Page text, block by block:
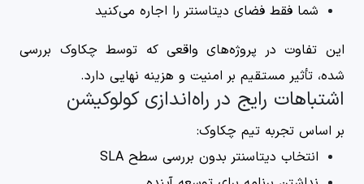
شما فقط فضای دیتاسنتر را اجاره می‌کنید
این تفاوت در پروژه‌های واقعی که توسط چکاوک بررسی
شده، تأثیر مستقیم بر امنیت و هزینه نهایی دارد.
اشتباهات رایج در راه‌اندازی کولوکیشن
بر اساس تجربه تیم چکاوک:
انتخاب دیتاسنتر بدون بررسی سطح SLA